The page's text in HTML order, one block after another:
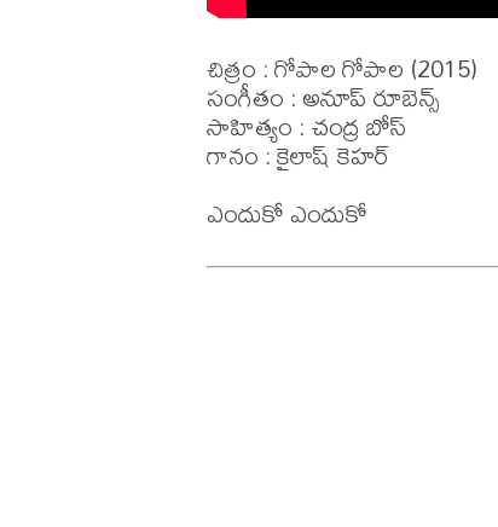
చిత్రం : గోపాల గోపాల (2015)
సంగీతం : అనూప్ రూబెన్స్
సాహిత్యం : చంద్ర బోస్
గానం : కైలాష్ కెహర్